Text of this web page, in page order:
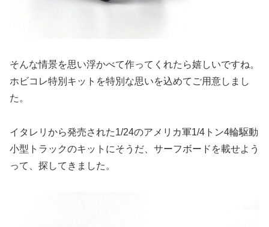
そんな情景を思い浮かべて作ってくれたら嬉しいですね。
ホビコレ特別キットを特別な思いを込めてご用意しまし
た。
イタレリから発売された1/24のアメリカ軍1/4トン4輪駆動
小型トラックのキットにそうだ、サーフボードを載せよう
って、探してきました。